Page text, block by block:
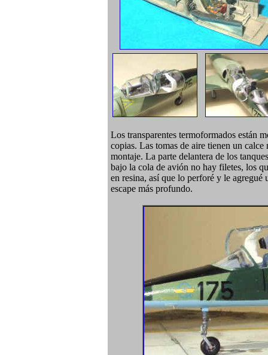
Los transparentes termoformados están
copias. Las tomas de aire tienen un
montaje. La parte delantera de los
bajo la cola de avión no hay filetes, los
en resina, así que lo perforé y le
escape más profundo.